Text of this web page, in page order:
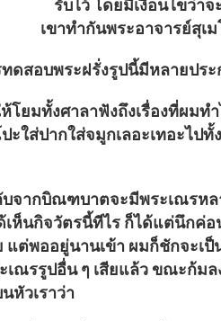
รับไว้ โดยมีเงื่อนไขว่า
นพระอาจารย์สุเม
หลายประการ ท่า
ถึงเรื่องที่ผมทำ
ส่ปากใส่จมูกเลอ
ะมีพระเณรหลา
ห็นกิจวัตรนี้ทีไร
องไปมากมาย แ
ราดเข้าไปอยู่หน้า
เราะของหลวงพ่